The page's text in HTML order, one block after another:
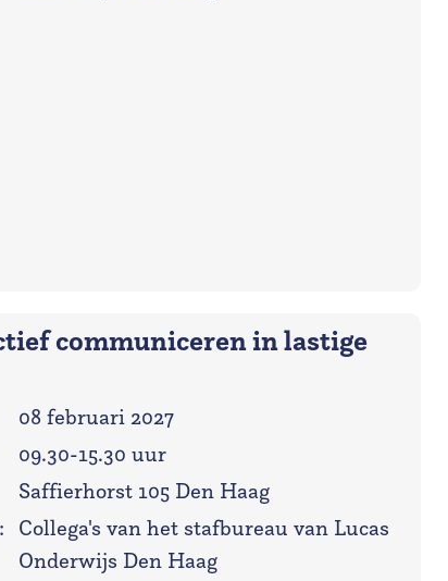
communiceren in lastige
08 februari 2027
09.30-15.30 uur
Saffierhorst 105 Den Haag
Collega's van het stafbureau van Lucas
Onderwijs Den Haag